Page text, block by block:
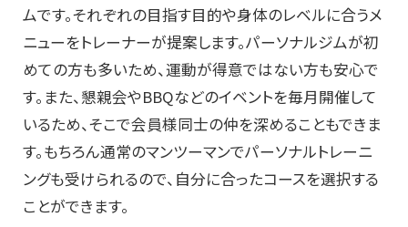
ムです。それぞれの目指す目的や身体のレベルに合うメ
ニューをトレーナーが提案します。パーソナルジムが初
めての方も多いため、運動が得意ではない方も安心で
す。また、懇親会やBBQなどのイベントを毎月開催して
いるため、そこで会員様同士の仲を深めることもできま
す。もちろん通常のマンツーマンでパーソナルトレーニ
ングも受けられるので、自分に合ったコースを選択する
ことができます。